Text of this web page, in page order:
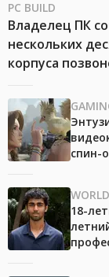
PC BUILD
Владелец ПК
нескольких
корпуса
спин-
18-